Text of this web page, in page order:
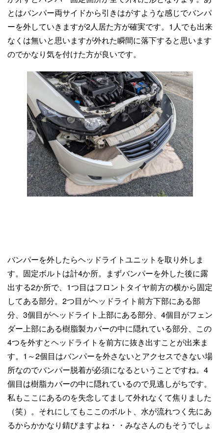
とはバンパー両サイドから引きはがすような感じでバンパ
ーを外していきますが2人居た方が確実です。1人でも出来
なくは無いと思いますが外れた瞬間に落下すると思います
のでかなり気を付けた方が良いです。
バンパーを外したらヘッドライトユニットを取り外しま
す。固定ボルトは計4か所。まずバンパーを外した後に露
出する2か所で、1つ目はフロントタイヤ前方の横から固定
してある部分。2つ目がヘッドライト前方下部にある部
分、3個目がヘッドライト上部にある部分、4個目がフェン
ダー上部にある樹脂製カバーの中に隠れている部分、この
4つを外すとヘッドライトを前方に抜き出すことが出来ま
す。1～2個目はバンパーを外さないとアクセスできない場
所なのでバンパー脱着が必須になるということですね。4
個目は樹脂カバーの中に隠れているので見逃しがちです。
私もここにあるのを失念してまして外れなくて焦りました
（笑）。それにしてもここのボルト、水が流れつく先にあ
るからかかなり錆びますよね・・みなさんのもそうでしょ